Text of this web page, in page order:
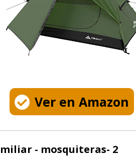
Ver en Amazon
- mosquiteras- 2